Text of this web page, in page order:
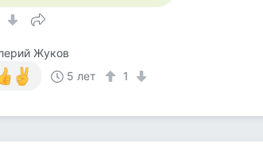
Жуков
5 лет
1